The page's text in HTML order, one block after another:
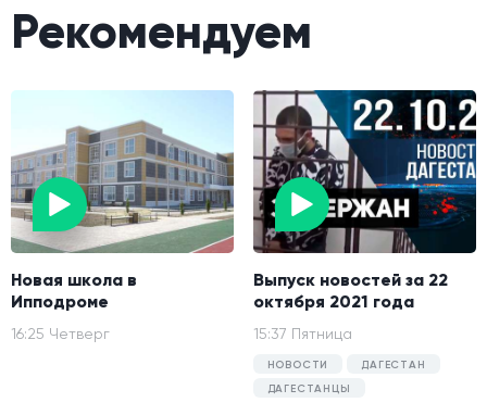
Рекомендуем
Новая школа в
Ипподроме
16:25 Четверг
Выпуск новостей за 22
октября 2021 года
15:37 Пятница
НОВОСТИ
ДАГЕСТАН
ДАГЕСТАНЦЫ